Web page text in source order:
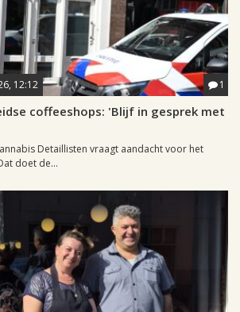
12:12 1
coffeeshops: 'Blijf in gesprek met
Detaillisten vraagt aandacht voor het
doet de...